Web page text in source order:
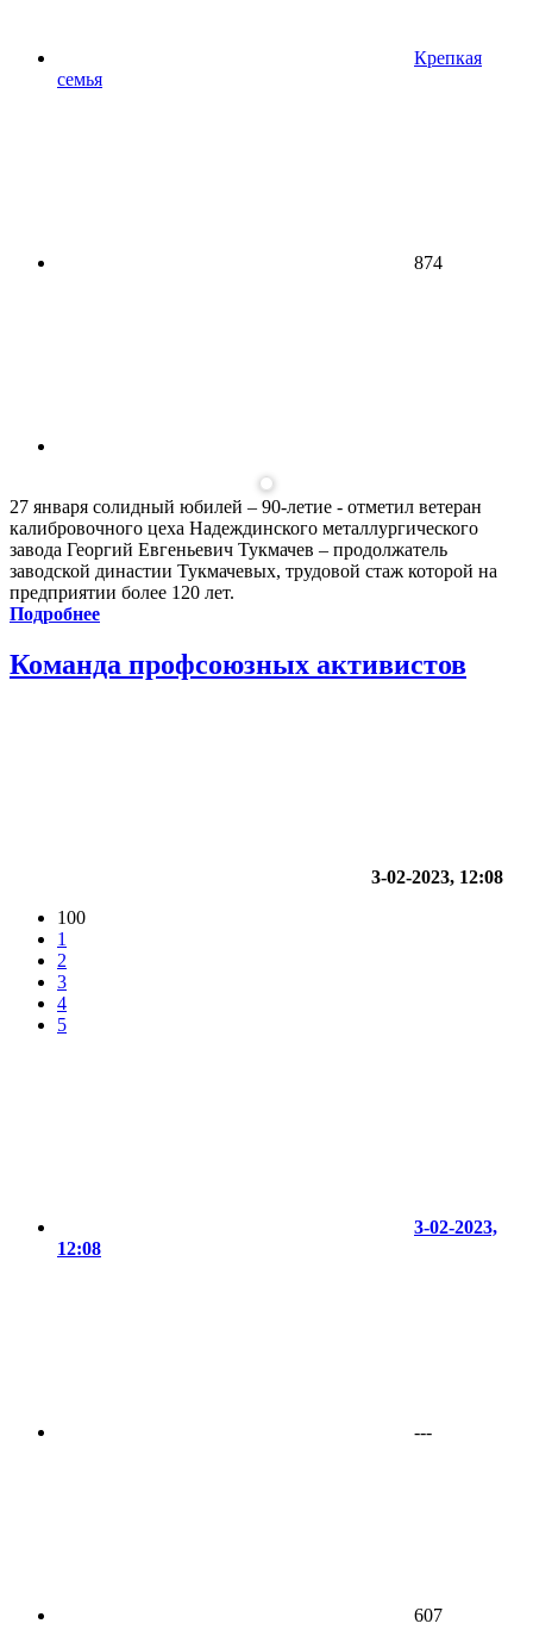
Крепкая
семья
874
27 января солидный юбилей – 90-летие - отметил ветеран
калибровочного цеха Надеждинского металлургического
завода Георгий Евгеньевич Тукмачев – продолжатель
заводской династии Тукмачевых, трудовой стаж которой на
предприятии более 120 лет.
Подробнее
Команда профсоюзных активистов
3-02-2023, 12:08
100
1
2
3
4
5
3-02-2023,
12:08
---
607